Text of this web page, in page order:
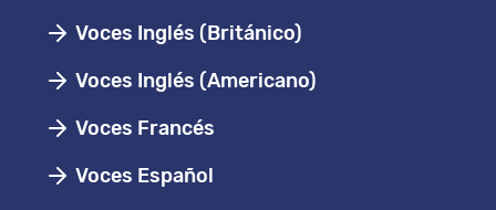
Voces Inglés (Británico)
Voces Inglés (Americano)
Voces Francés
Voces Español